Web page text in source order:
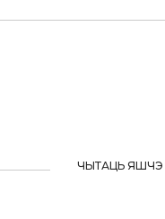
ЧЫТАЦЬ ЯШЧЭ